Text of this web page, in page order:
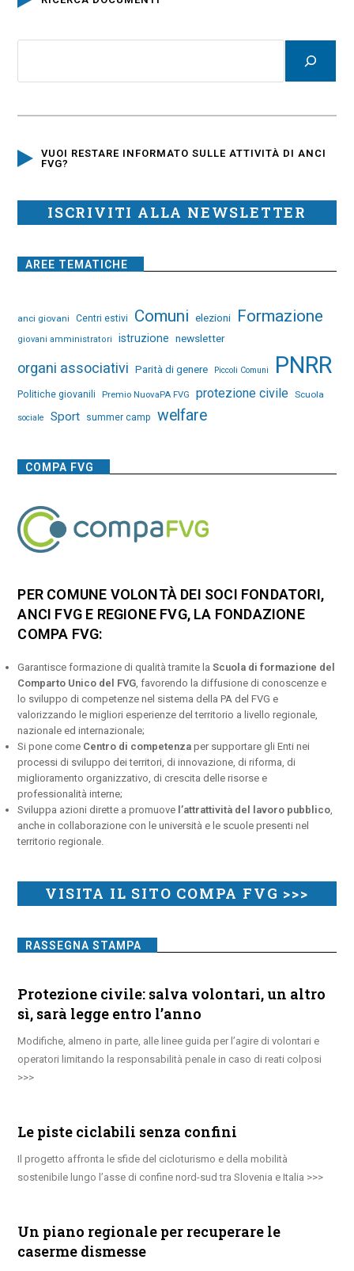
VUOI RESTARE INFORMATO SULLE ATTIVITÀ DI ANCI
FVG?
ISCRIVITI ALLA NEWSLETTER
AREE TEMATICHE
anci giovani Centri estivi Comuni elezioni Formazione
giovani amministratori istruzione newsletter
organi associativi Parità di genere Piccoli Comuni PNRR
Politiche giovanili Premio NuovaPA FVG protezione civile Scuola
sociale Sport summer camp welfare
COMPA FVG
PER COMUNE VOLONTÀ DEI SOCI FONDATORI,
ANCI FVG E REGIONE FVG, LA FONDAZIONE
COMPA FVG:
Garantisce formazione di qualità tramite laScuola di formazione del
Comparto Unico del FVG , favorendo la diffusione di conoscenze e
lo sviluppo di competenze nel sistema della PA del FVG e
valorizzando le migliori esperienze del territorio a livello regionale,
nazionale ed internazionale;
Si pone come Centro di competenza per supportare gli Enti nei
processi di sviluppo dei territori, di innovazione, di riforma, di
miglioramento organizzativo, di crescita delle risorse e
professionalità interne;
Sviluppa azioni dirette a promuove l’attrattività del lavoro pubblico
anche in collaborazione con le università e le scuole presenti nel
territorio regionale.
VISITA IL SITO COMPA FVG >>>
RASSEGNA STAMPA
Protezione civile: salva volontari, un altro
sì, sarà legge entro l’anno
Modifiche, almeno in parte, alle linee guida per l’agire di volontari e
operatori limitando la responsabilità penale in caso di reati colposi
Le piste ciclabili senza confini
Il progetto affronta le sfide del cicloturismo e della mobilità
sostenibile lungo l’asse di confine nord-sud tra Slovenia e Italia
Un piano regionale per recuperare le
caserme dismesse